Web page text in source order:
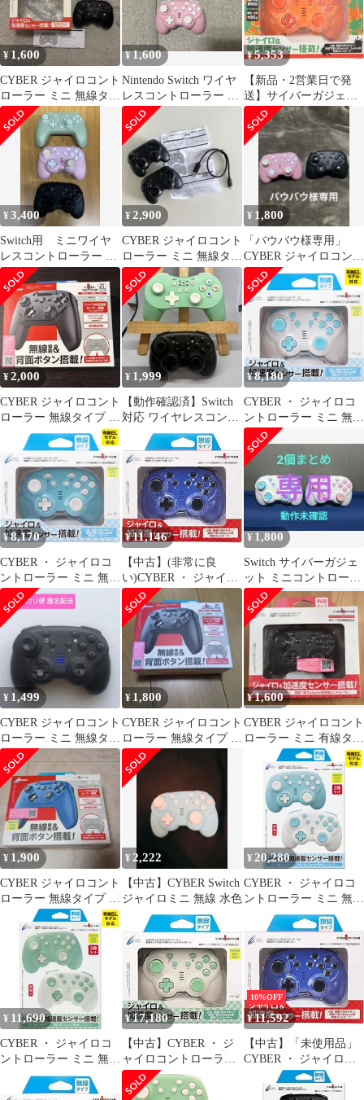
¥ 1,600
CYBER ジャイロコント
ローラー ミニ 無線タイ
プ ブラック
¥1,600
Nintendo Switch ワイヤ
レスコントローラー ピ
ンク
¥5,353
【新品・2営業日で発
送】サイバーガジェッ
ト Switch2／Switch用
ジャイロコントローラ
ー ミニ 無線タイプ オ
レンジ【CY-
S2GYCMWL-OR】
¥3,400
Switch用 ミニワイヤ
レスコントローラー 3
台セット
¥2,900
CYBER ジャイロコント
ローラー ミニ 無線タイ
プ Switch用 黒 2個
¥ 1,800
「バウバウ様専用」
CYBER ジャイロコント
ローラー ミニ 無線タイ
プ 2個
¥2,000
CYBER ジャイロコント
ローラー 無線タイプ ブ
ラック
¥ 1,999
【動作確認済】Switch
対応 ワイヤレスコント
ローラー 2個セット サ
イバー
¥8,180
CYBER ・ ジャイロコ
ントローラー ミニ 無線
タイプ ( SWITCH 用)
クリーム × ライトブル
ー - Switch [クリーム ×
ライトブルー] [無線タ
イプ] [1個]
¥8,170
CYBER ・ ジャイロコ
ントローラー ミニ 無線
タイプ （ SWITCH
用） ライトブルー × ク
リーム - Switch [ライト
ブルー × クリーム] [無
線タイプ] [1個]
¥11,146
【中古】(非常に良
い)CYBER ・ ジャイロ
コントローラー ミニ 無
線タイプ ( SWITCH 用)
ブルー - Switch
¥ 1,800
Switch サイバーガジェ
ット ミニコントローラ
ー 無線 2個セット 未確
認品
¥ 1,499
CYBER ジャイロコント
ローラー ミニ 無線タイ
プ 任天堂SWITCH
¥ 1,800
CYBER ジャイロコント
ローラー 無線タイプ ブ
ラック 新品未使用
箱破れあり
¥1,600
CYBER ジャイロコント
ローラー ミニ 有線タイ
プ ( SWITCH用)
¥ 1,900
CYBER ジャイロコント
ローラー 無線タイプ ブ
¥ 2,222
【中古】CYBER Switch
ジャイロミニ 無線 水色
¥ 20,280
CYBER ・ ジャイロコ
ントローラー ミニ 無線
タイプ 2個セット (
SWITCH 用) ライトブ
ルー - Switch [ライトブ
ルー] [無線タイプ] [2個
セット]
¥ 11,690
CYBER ・ ジャイロコ
ントローラー ミニ 無線
タイプ 2個セット (
SWITCH 用) ライトグ
¥17,180
【中古】CYBER ・ ジ
ャイロコントローラー
ミニ 無線タイプ (
SWITCH 用) クリーム
10%OFF
¥11,592
【中古】「未使用品」
CYBER ・ ジャイロコ
ントローラー ミニ 無線
タイプ ( SWITCH 用)